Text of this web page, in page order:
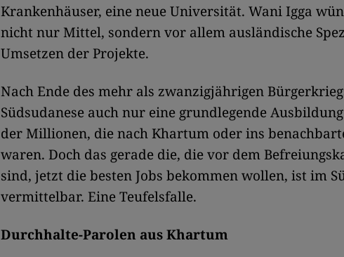
Krankenhäuser, eine neue Universität. Wani Igga
nicht nur Mittel, sondern vor allem ausländische
Umsetzen der Projekte.
Nach Ende des mehr als zwanzigjährigen
Südsudanese auch nur eine grundlegende
der Millionen, die nach Khartum oder ins
waren. Doch das gerade die, die vor dem
sind, jetzt die besten Jobs bekommen wollen, ist im
vermittelbar. Eine Teufelsfalle.
Durchhalte-Parolen aus Khartum